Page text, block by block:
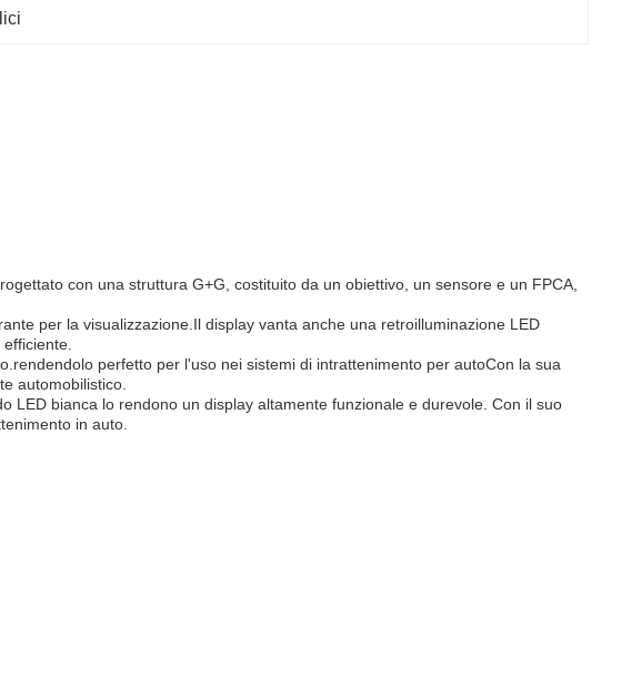
con una struttura G+G, costituito da un obiettivo, un sensore e un FPCA,
per la visualizzazione.Il display vanta anche una retroilluminazione LED
perfetto per l'uso nei sistemi di intrattenimento per autoCon la sua
automobilistico.
bianca lo rendono un display altamente funzionale e durevole. Con il suo
in auto.